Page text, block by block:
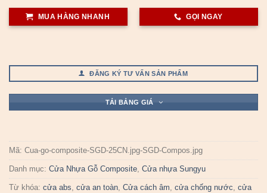
MUA HÀNG NHANH GỌI NGAY
ĐĂNG KÝ TƯ VẤN SẢN PHẨM
TẢI BẢNG GIÁ
Mã: Cua-go-composite-SGD-25CN.jpg-SGD-Compos.jpg
Danh mục: Cửa Nhựa Gỗ Composite, Cửa nhựa Sungyu
Từ khóa: cửa abs, cửa an toàn, Cửa cách âm, cửa chống nước, cửa